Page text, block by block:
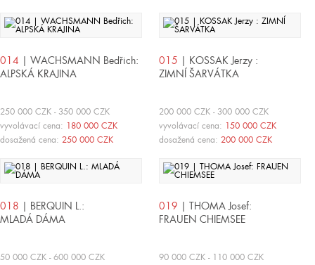
014 | WACHSMANN Bedřich:
ALPSKÁ KRAJINA
250 000 CZK - 350 000 CZK
vyvolávací cena: 180 000 CZK
dosažená cena: 250 000 CZK
015 | KOSSAK Jerzy :
ZIMNÍ ŠARVÁTKA
200 000 CZK - 300 000 CZK
vyvolávací cena: 150 000 CZK
dosažená cena: 200 000 CZK
018 | BERQUIN L.:
MLADÁ DÁMA
50 000 CZK - 600 000 CZK
019 | THOMA Josef:
FRAUEN CHIEMSEE
90 000 CZK - 110 000 CZK